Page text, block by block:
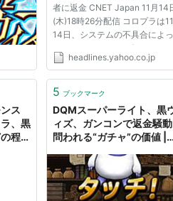
者に返金 CNET Japan 11月14
(木)18時26分配信 コロプラは
14日、システムの不具合によっ
て、スマートフォン向けソーシ
ルゲーム「クイズRPG 魔法使い
2675人に、合計3000万円以上
た。すでに不...
headlines.yahoo.co.jp
ス
、黒
程度
5 ブックマーク
DQMスーパーライト、黒
ィズ、ガンコンで返金騒動
問われる“ガチャ”の価値 |